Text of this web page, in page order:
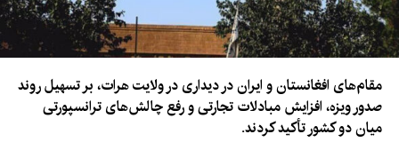
مقام‌های افغانستان و ایران در دیداری در ولایت هرات، بر تسهیل روند
صدور ویزه، افزایش مبادلات تجارتی و رفع چالش‌های ترانسپورتی
میان دو کشور تأکید کردند.